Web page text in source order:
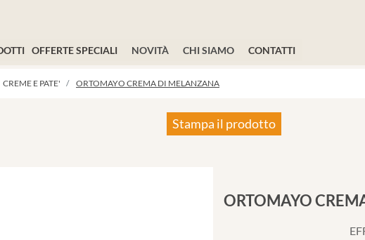
OFFERTE SPECIALI NOVITÀ CHI SIAMO CONTATTI
CREME E PATE' ORTOMAYO CREMA DI MELANZANA
Stampa il prodotto
ORTOMAYO